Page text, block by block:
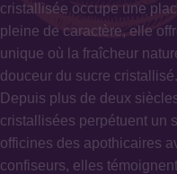
cristallisée occupe une
pleine de caractère, elle
unique où la fraîcheur
douceur du sucre cristallisé.
Depuis plus de deux
cristallisées perpétuent un
officines des apothicaires
confiseurs, elles